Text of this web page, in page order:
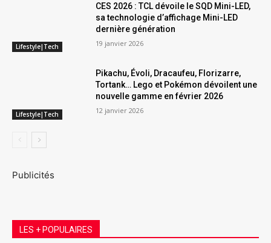
Lifestyle|Tech
CES 2026 : TCL dévoile le SQD Mini-LED,
sa technologie d’affichage Mini-LED
dernière génération
19 janvier 2026
Lifestyle|Tech
Pikachu, Évoli, Dracaufeu, Florizarre,
Tortank… Lego et Pokémon dévoilent une
nouvelle gamme en février 2026
12 janvier 2026
Publicités
LES + POPULAIRES